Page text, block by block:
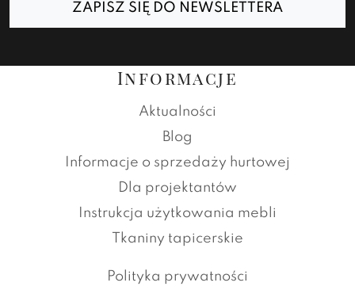
ZAPISZ SIĘ DO NEWSLETTERA
Informacje
Aktualności
Blog
Informacje o sprzedaży hurtowej
Dla projektantów
Instrukcja użytkowania mebli
Tkaniny tapicerskie
Polityka prywatności